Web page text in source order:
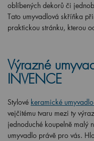
oblíbených dekorů či
Tato umyvadlová skříňka
praktickou stránku, kterou
Výrazné
INVENCE
Stylové keramické
vejčitému tvaru mezi ty
jednoduché koupelně malý
umyvadlo právě pro vás.